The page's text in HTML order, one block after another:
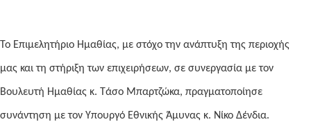
Το Επιμελητήριο Ημαθίας, με στόχο την ανάπτυξη της περιοχής
μας και τη στήριξη των επιχειρήσεων, σε συνεργασία με τον
Βουλευτή Ημαθίας κ. Τάσο Μπαρτζώκα, πραγματοποίησε
συνάντηση με τον Υπουργό Εθνικής Άμυνας κ. Νίκο Δένδια.